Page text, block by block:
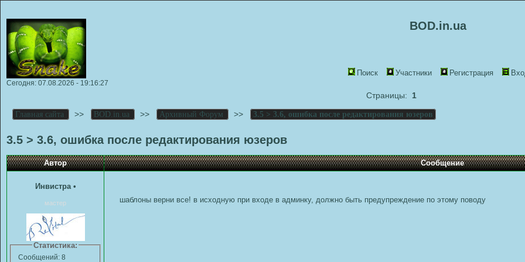
BOD.in.ua
Поиск Участники Регистрация
Сегодня: 07.08.2026 - 19:16:27
Страницы: 1
Главная сайта >> BOD.in.ua >> Архивный Форум >> 3.5 > 3.6, ошибка после редактирования юзеров
3.5 > 3.6, ошибка после редактирования юзеров
Автор Сообщение
Инвистра •
мастер
Статистика:
Сообщений: 8
шаблоны верни все! в исходную при входе в админку, должно быть предупреждение по этому поводу